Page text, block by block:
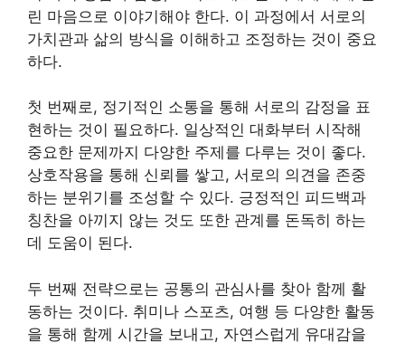
린 마음으로 이야기해야 한다. 이 과정에서 서로의
가치관과 삶의 방식을 이해하고 조정하는 것이 중요
하다.
첫 번째로, 정기적인 소통을 통해 서로의 감정을 표
현하는 것이 필요하다. 일상적인 대화부터 시작해
중요한 문제까지 다양한 주제를 다루는 것이 좋다.
상호작용을 통해 신뢰를 쌓고, 서로의 의견을 존중
하는 분위기를 조성할 수 있다. 긍정적인 피드백과
칭찬을 아끼지 않는 것도 또한 관계를 돈독히 하는
데 도움이 된다.
두 번째 전략으로는 공통의 관심사를 찾아 함께 활
동하는 것이다. 취미나 스포츠, 여행 등 다양한 활동
을 통해 함께 시간을 보내고, 자연스럽게 유대감을